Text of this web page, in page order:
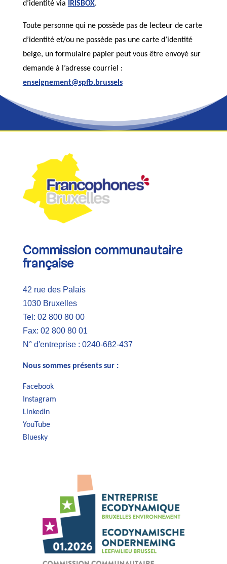
d’identité via
IRISBOX.
Toute personne qui ne possède pas de lecteur de carte
d’identité et/ou ne possède pas une carte d’identité
belge, un formulaire papier peut vous être envoyé sur
demande à l’adresse courriel :
enseignement@spfb.brussels
Commission communautaire
française
42 rue des Palais
1030 Bruxelles
Tel: 02 800 80 00
Fax: 02 800 80 01
N° d'entreprise : 0240-682-437
Nous sommes présents sur :
Facebook
Instagram
Linkedin
YouTube
Bluesky